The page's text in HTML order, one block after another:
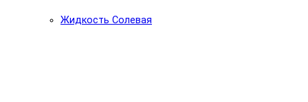
Жидкость Солевая